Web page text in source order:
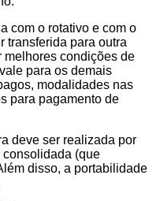
com o rotativo e com o
transferida para outra
melhores condições de
para os demais
modalidades nas
para pagamento de
deve ser realizada por
consolidada (que
disso, a portabilidade